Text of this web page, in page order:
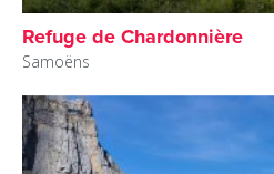
Refuge de Chardonnière
Samoëns